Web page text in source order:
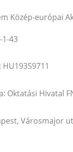
Közép-európai
1-43
Oktatási Hivatal
Városmajor